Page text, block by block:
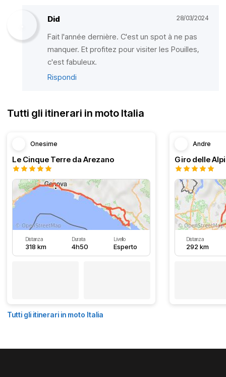
Did 28/03/2024
Fait l'année dernière. C'est un spot à ne pas
manquer. Et profitez pour visiter les Pouilles,
c'est fabuleux.
Rispondi
Tutti gli itinerari in moto Italia
Onesime
Le Cinque Terre da Arezano
Distanza
318 km
Durata
4h50
Livello
Esperto
Andre
Giro delle
Distanza
292 km
Tutti gli itinerari in moto Italia